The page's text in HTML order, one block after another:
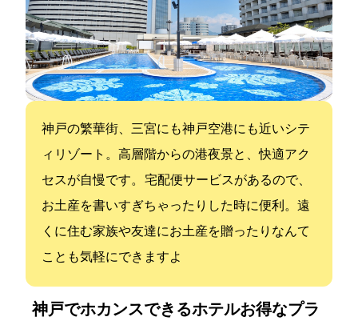
神戸の繁華街、三宮にも神戸空港にも近いシテ
ィリゾート。高層階からの港夜景と、快適アク
セスが自慢です。 宅配便サービスがあるので、
お土産を書いすぎちゃったりした時に便利。遠
くに住む家族や友達にお土産を贈ったりなんて
ことも気軽にできますよ
神戸でホカンスできるホテル:お得なプラ